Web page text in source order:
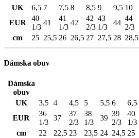
UK
6,5 7 7,5 8 8,5 9 9,5 10
EUR
40
1/3
41
41
1/3
42
42
2/3
43
1/3
44
44
2/3
cm
25 25,5 26 26,5 27 27,5 28 28,5
Dámska obuv
Dámska
obuv
UK
3,5 4 4,5 5 5,5 6 6,5
EUR
36
1/3
37
37
2/3
38
1/3
39
39
2/3
40
1/3
cm
22 22,5 23 23,5 24 24,5 25